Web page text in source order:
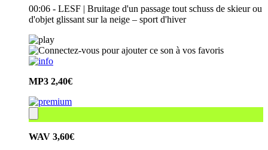
00:06 - LESF | Bruitage d'un passage tout schuss de skieur ou
d'objet glissant sur la neige – sport d'hiver
MP3 2,40€
WAV 3,60€